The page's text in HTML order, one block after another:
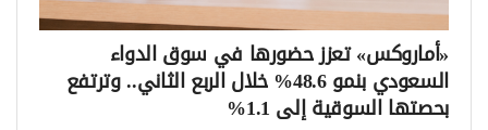
«أماروكس» تعزز حضورها في سوق الدواء
السعودي بنمو 48.6% خلال الربع الثاني.. وترتفع
بحصتها السوقية إلى 1.1%